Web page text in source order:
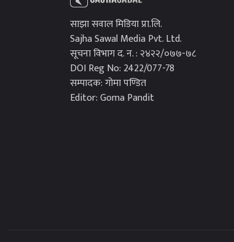
साझा सवाल मिडिया प्रा.लि.
Sajha Sawal Media Pvt. Ltd.
सूचना विभाग द. न. : २४२२/०७७-७८
DOI Reg No: 2422/077-78
सम्पादक: गोमा पण्डित
Editor: Goma Pandit